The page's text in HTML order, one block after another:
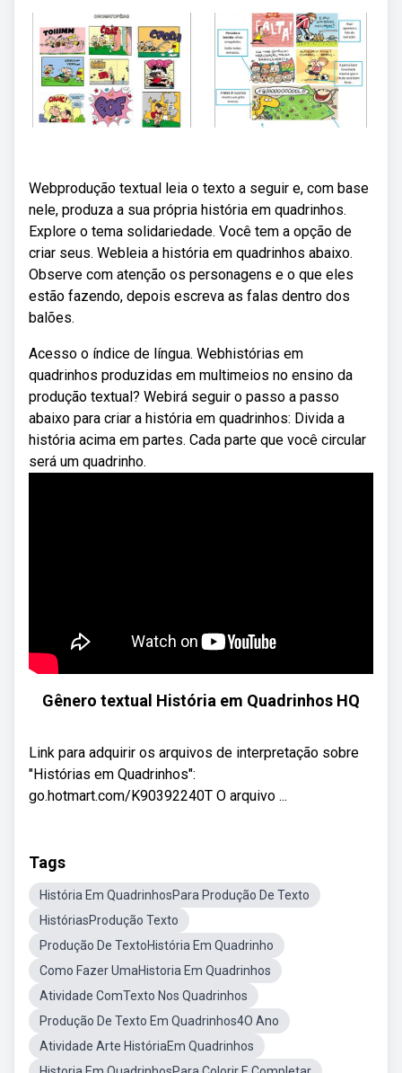
Webprodução textual leia o texto a seguir e, com base
nele, produza a sua própria história em quadrinhos.
Explore o tema solidariedade. Você tem a opção de
criar seus. Webleia a história em quadrinhos abaixo.
Observe com atenção os personagens e o que eles
estão fazendo, depois escreva as falas dentro dos
balões.
Acesso o índice de língua. Webhistórias em
quadrinhos produzidas em multimeios no ensino da
produção textual? Webirá seguir o passo a passo
abaixo para criar a história em quadrinhos: Divida a
história acima em partes. Cada parte que você circular
será um quadrinho.
Gênero textual História em Quadrinhos HQ
Link para adquirir os arquivos de interpretação sobre
"Histórias em Quadrinhos":
go.hotmart.com/K90392240T O arquivo ...
Tags
História Em QuadrinhosPara Produção De Texto
HistóriasProdução Texto
Produção De TextoHistória Em Quadrinho
Como Fazer UmaHistoria Em Quadrinhos
Atividade ComTexto Nos Quadrinhos
Produção De Texto Em Quadrinhos4O Ano
Atividade Arte HistóriaEm Quadrinhos